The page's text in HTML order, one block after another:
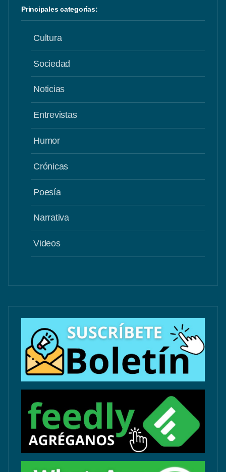
Principales categorías:
Cultura
Sociedad
Noticias
Entrevistas
Humor
Crónicas
Poesía
Narrativa
Videos